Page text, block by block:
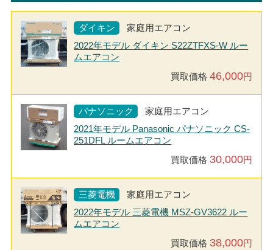
ダイキン
家庭用エアコン
2022年モデル ダイキン S22ZTFXS-W ルー
ムエアコン
買取価格46,000円
パナソニック
家庭用エアコン
2021年モデル Panasonic パナソニック CS-
251DFL ルームエアコン
買取価格 30,000円
三菱電機
家庭用エアコン
2022年モデル 三菱電機 MSZ-GV3622 ルー
ムエアコン
買取価格 38,000円